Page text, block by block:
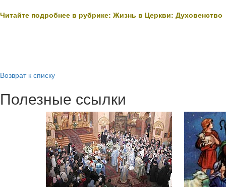
Читайте подробнее в рубрике: Жизнь в Церкви: Духовенство
Возврат к списку
Полезные ссылки